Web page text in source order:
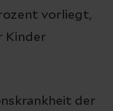
vorliegt,
Kinder
der